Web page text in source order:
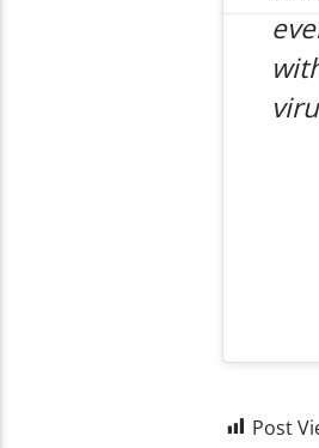
Post